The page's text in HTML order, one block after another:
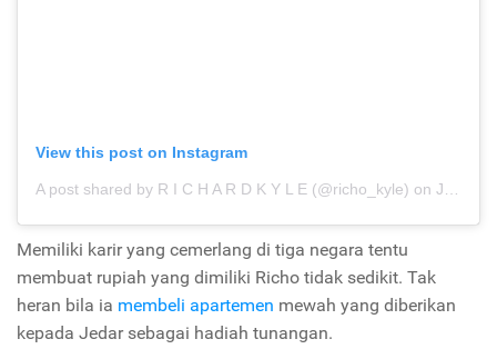
View this post on Instagram
A post shared by R I C H A R D K Y L E (@richo_kyle) on Jun 19, 2019 at 9:01pm PDT
Memiliki karir yang cemerlang di tiga negara tentu
membuat rupiah yang dimiliki Richo tidak sedikit. Tak
heran bila ia membeli apartemen mewah yang diberikan
kepada Jedar sebagai hadiah tunangan.